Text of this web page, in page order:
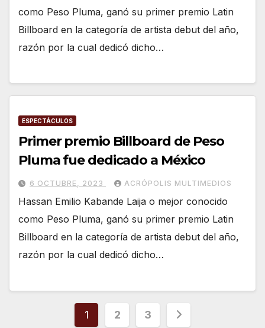
como Peso Pluma, ganó su primer premio Latin
Billboard en la categoría de artista debut del año,
razón por la cual dedicó dicho…
ESPECTÁCULOS
Primer premio Billboard de Peso
Pluma fue dedicado a México
6 OCTUBRE, 2023 ACRÓPOLIS MULTIMEDIOS
Hassan Emilio Kabande Laija o mejor conocido
como Peso Pluma, ganó su primer premio Latin
Billboard en la categoría de artista debut del año,
razón por la cual dedicó dicho…
Paginación
1 2 3